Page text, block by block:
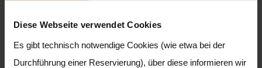
Diese Webseite verwendet Cookies
Es gibt technisch notwendige Cookies (wie etwa bei der
Durchführung einer Reservierung), über diese informieren wir
1 2 3 4 5 6 7